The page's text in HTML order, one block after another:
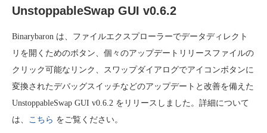
UnstoppableSwap GUI v0.6.2
Binarybaron は、ファイルエクスプローラーでデータディレクト
リを開くためのボタン、個々のアップデートリリースファイルの
クリック可能なリンク、スワップダイアログでアイコンボタンに
変換されたデバッグスイッチなどのアップデートと改善を備えた
UnstoppableSwap GUI v0.6.2 をリリースしました。詳細について
は、 こちら をご覧ください。